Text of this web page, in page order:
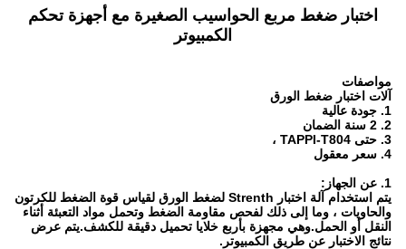
اختبار ضغط مربع الحواسيب الصغيرة مع أجهزة تحكم
الكمبيوتر
مواصفات
آلات اختبار ضغط الورق
1. جودة عالية
2. 2 سنة الضمان
3. حتى TAPPI-T804 ،
4. سعر معقول
1. عن الجهاز:
يتم استخدام آلة اختبار Strenth لضغط الورق لقياس قوة الضغط للكرتون
والحاويات ، وما إلى ذلك لفحص مقاومة الضغط وتحمل مواد التعبئة أثناء
النقل أو الحمل.وهي مجهزة بأربع خلايا تحميل دقيقة للكشف.يتم عرض
نتائج الاختبار عن طريق الكمبيوتر.